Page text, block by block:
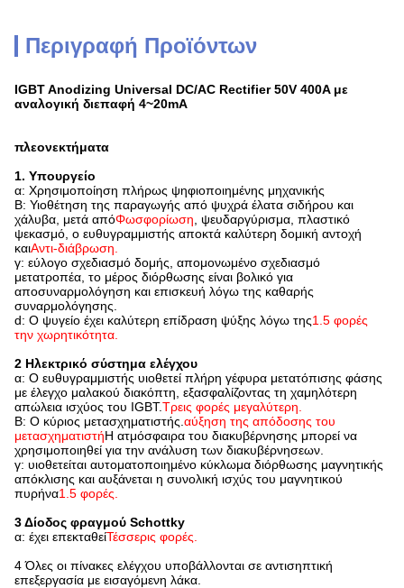
Περιγραφή Προϊόντων
IGBT Anodizing Universal DC/AC Rectifier 50V 400A με
αναλογική διεπαφή 4~20mA
πλεονεκτήματα
1. Υπουργείο
α: Χρησιμοποίηση πλήρως ψηφιοποιημένης μηχανικής
Β: Υιοθέτηση της παραγωγής από ψυχρά έλατα σιδήρου και
χάλυβα, μετά απόΦωσφορίωση , ψευδαργύρισμα, πλαστικό
ψεκασμό, ο ευθυγραμμιστής αποκτά καλύτερη δομική αντοχή
καιΑντι-διάβρωση.
γ: εύλογο σχεδιασμό δομής, απομονωμένο σχεδιασμό
μετατροπέα, το μέρος διόρθωσης είναι βολικό για
αποσυναρμολόγηση και επισκευή λόγω της καθαρής
συναρμολόγησης.
d: Ο ψυγείο έχει καλύτερη επίδραση ψύξης λόγω της1.5 φορές
την χωρητικότητα.
2 Ηλεκτρικό σύστημα ελέγχου
α: Ο ευθυγραμμιστής υιοθετεί πλήρη γέφυρα μετατόπισης φάσης
με έλεγχο μαλακού διακόπτη, εξασφαλίζοντας τη χαμηλότερη
απώλεια ισχύος του IGBT.Τρεις φορές μεγαλύτερη.
Β: Ο κύριος μετασχηματιστής. αύξηση της απόδοσης του
μετασχηματιστήΗ ατμόσφαιρα του διακυβέρνησης μπορεί να
χρησιμοποιηθεί για την ανάλυση των διακυβέρνησεων.
γ: υιοθετείται αυτοματοποιημένο κύκλωμα διόρθωσης μαγνητικής
απόκλισης και αυξάνεται η συνολική ισχύς του μαγνητικού
πυρήνα1.5 φορές.
3 Δίοδος φραγμού Schottky
α: έχει επεκταθείΤέσσερις φορές.
4 Όλες οι πίνακες ελέγχου υποβάλλονται σε αντισηπτική
επεξεργασία με εισαγόμενη λάκα.